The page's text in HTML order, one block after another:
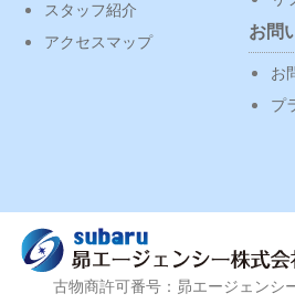
スタッフ紹介
アクセスマップ
お問
お
プ
古物商許可番号：昴エージェン